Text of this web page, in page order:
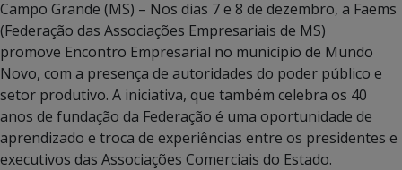
Campo Grande (MS) – Nos dias 7 e 8 de dezembro, a Faems
(Federação das Associações Empresariais de MS)
promove Encontro Empresarial no município de Mundo
Novo, com a presença de autoridades do poder público e
setor produtivo. A iniciativa, que também celebra os 40
anos de fundação da Federação é uma oportunidade de
aprendizado e troca de experiências entre os presidentes e
executivos das Associações Comerciais do Estado.